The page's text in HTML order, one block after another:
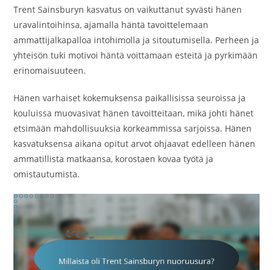
Trent Sainsburyn kasvatus on vaikuttanut syvästi hänen
uravalintoihinsa, ajamalla häntä tavoittelemaan
ammattijalkapalloa intohimolla ja sitoutumisella. Perheen ja
yhteisön tuki motivoi häntä voittamaan esteitä ja pyrkimään
erinomaisuuteen.
Hänen varhaiset kokemuksensa paikallisissa seuroissa ja
kouluissa muovasivat hänen tavoitteitaan, mikä johti hänet
etsimään mahdollisuuksia korkeammissa sarjoissa. Hänen
kasvatuksensa aikana opitut arvot ohjaavat edelleen hänen
ammatillista matkaansa, korostaen kovaa työtä ja
omistautumista.